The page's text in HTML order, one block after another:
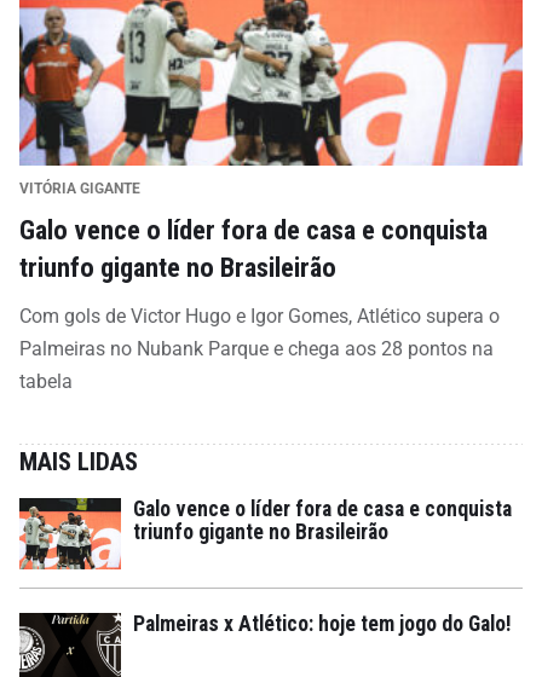
VITÓRIA GIGANTE
Galo vence o líder fora de casa e conquista
triunfo gigante no Brasileirão
Com gols de Victor Hugo e Igor Gomes, Atlético supera o
Palmeiras no Nubank Parque e chega aos 28 pontos na
tabela
MAIS LIDAS
Galo vence o líder fora de casa e conquista
triunfo gigante no Brasileirão
Palmeiras x Atlético: hoje tem jogo do Galo!